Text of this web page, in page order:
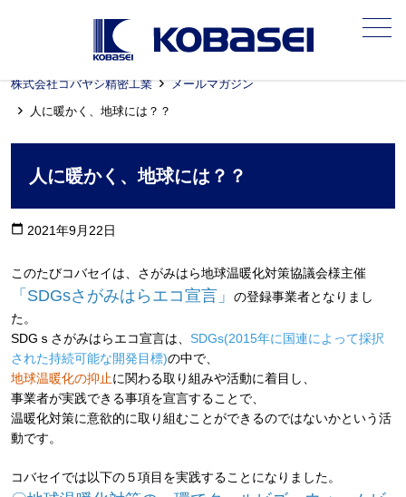
メニュー
株式会社コバヤシ精密工業
メールマガジン
人に暖かく、地球には？？
人に暖かく、地球には？？
calendar_today 2021年9月22日
このたびコバセイは、さがみはら地球温暖化対策協議会様主催
「SDGsさがみはらエコ宣言」
の登録事業者となりまし
た。
SDGｓさがみはらエコ宣言は、 SDGs(2015年に国連によって採択
された持続可能な開発目標)の中で、
地球温暖化の抑止に関わる取り組みや活動に着目し、
事業者が実践できる事項を宣言することで、
温暖化対策に意欲的に取り組むことができるのではないかという活
動です。
コバセイでは以下の５項目を実践することになりました。